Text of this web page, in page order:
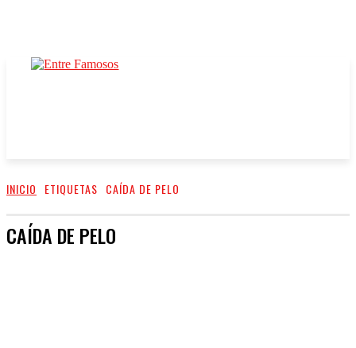
INICIO ETIQUETAS CAÍDA DE PELO
CAÍDA DE PELO